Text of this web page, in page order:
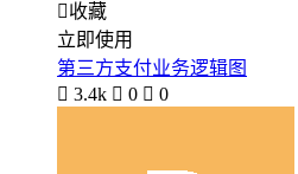
收藏
立即使用
第三方支付业务逻辑图
 3.4k  0  0